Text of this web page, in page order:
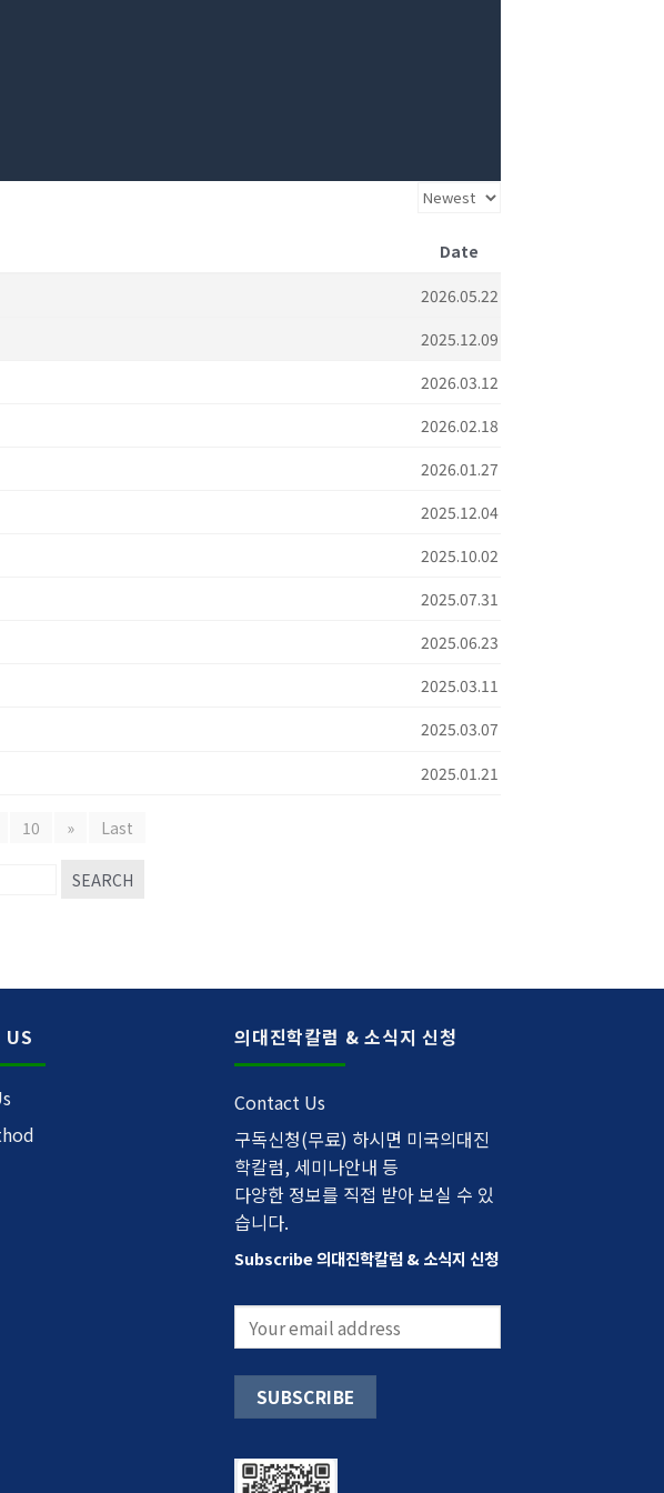
Date
2026.05.22
2025.12.09
2026.03.12
2026.02.18
2026.01.27
2025.12.04
2025.10.02
2025.07.31
2025.06.23
2025.03.11
2025.03.07
2025.01.21
10 » Last
SEARCH
의대진학칼럼 & 소식지 신청
Contact Us
구독신청(무료) 하시면 미국의대진
학칼럼, 세미나안내 등
다양한 정보를 직접 받아 보실 수 있
습니다.
Subscribe 의대진학칼럼 & 소식지 신청